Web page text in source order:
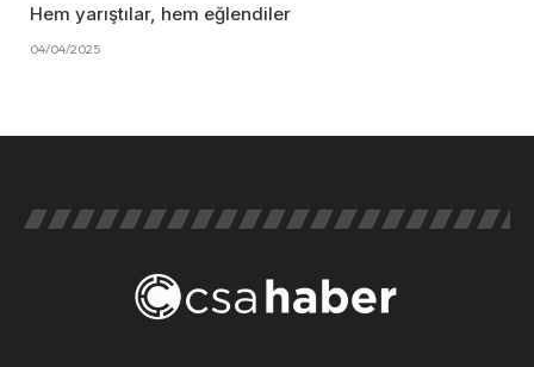
Hem yarıştılar, hem eğlendiler
04/04/2025